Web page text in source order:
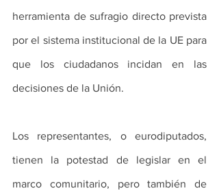
herramienta de sufragio directo prevista
por el sistema institucional de la UE para
que los ciudadanos incidan en las
decisiones de la Unión.
Los representantes, o eurodiputados,
tienen la potestad de legislar en el
marco comunitario, pero también de